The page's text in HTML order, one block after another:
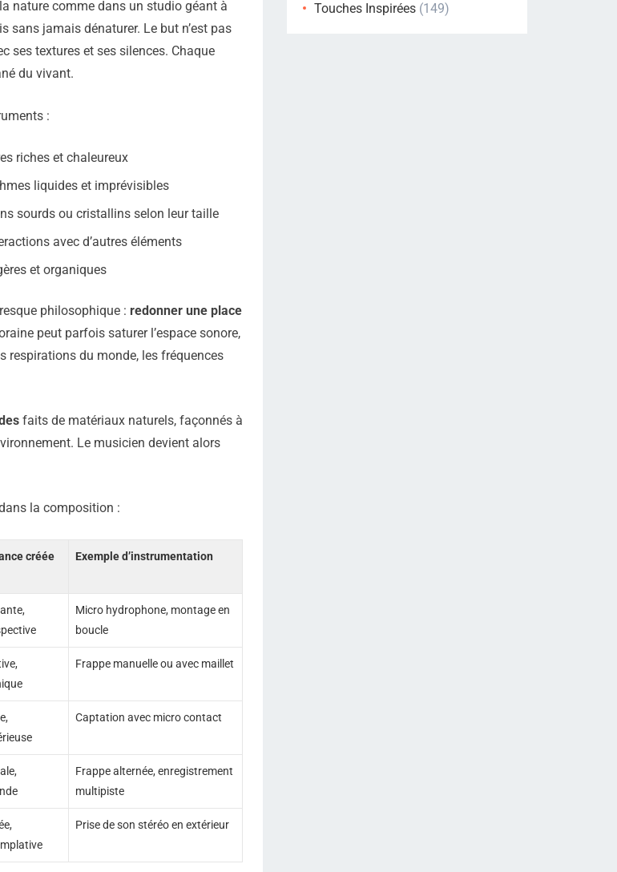
nature comme dans un studio géant à
sans jamais dénaturer. Le but n’est pas
ses textures et ses silences. Chaque
du vivant.
:
riches et chaleureux
liquides et imprévisibles
sourds ou cristallins selon leur taille
avec d’autres éléments
et organiques
philosophique : redonner une place
peut parfois saturer l’espace sonore,
respirations du monde, les fréquences
faits de matériaux naturels, façonnés à
Le musicien devient alors
la composition :
créée Exemple d’instrumentation
Micro hydrophone, montage en
boucle
Frappe manuelle ou avec maillet
Captation avec micro contact
Frappe alternée, enregistrement
multipiste
Prise de son stéréo en extérieur
Touches Inspirées (149)